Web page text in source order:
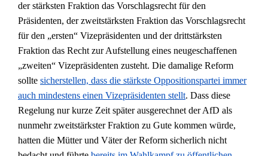
der stärksten Fraktion das Vorschlagsrecht für den
Präsidenten, der zweitstärksten Fraktion das Vorschlagsrecht
für den „ersten“ Vizepräsidenten und der drittstärksten
Fraktion das Recht zur Aufstellung eines neugeschaffenen
„zweiten“ Vizepräsidenten zusteht. Die damalige Reform
sollte sicherstellen, dass die stärkste Oppositionspartei immer
auch mindestens einen Vizepräsidenten stellt. Dass diese
Regelung nur kurze Zeit später ausgerechnet der AfD als
nunmehr zweitstärkster Fraktion zu Gute kommen würde,
hatten die Mütter und Väter der Reform sicherlich nicht